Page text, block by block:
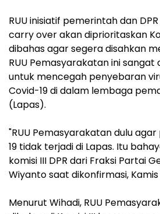
RUU inisiatif pemerintah dan
carry over akan diprioritaskan
dibahas agar segera disahkan
RUU Pemasyarakatan ini sangat
untuk mencegah penyebaran
Covid-19 di dalam lembaga
(Lapas).
"RUU Pemasyarakatan dulu
19 tidak terjadi di Lapas. Itu
komisi III DPR dari Fraksi Partai
Wiyanto saat dikonfirmasi,
Menurut Wihadi, RUU